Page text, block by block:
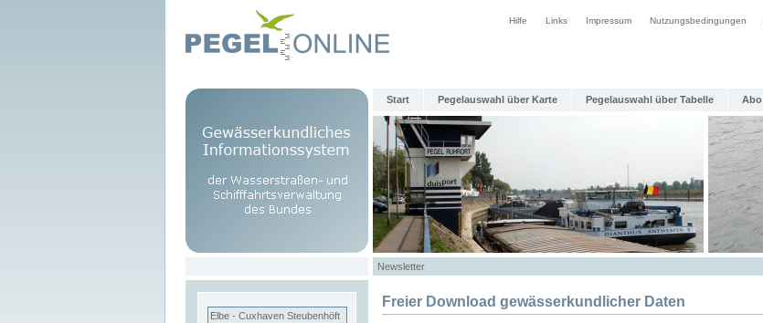
Hilfe Links Impressum Nutzungsbedingungen
Start Pegelauswahl über Karte Pegelauswahl über Tabelle Abo
Newsletter
Elbe - Cuxhaven Steubenhöft
Freier Download gewässerkundlicher Daten